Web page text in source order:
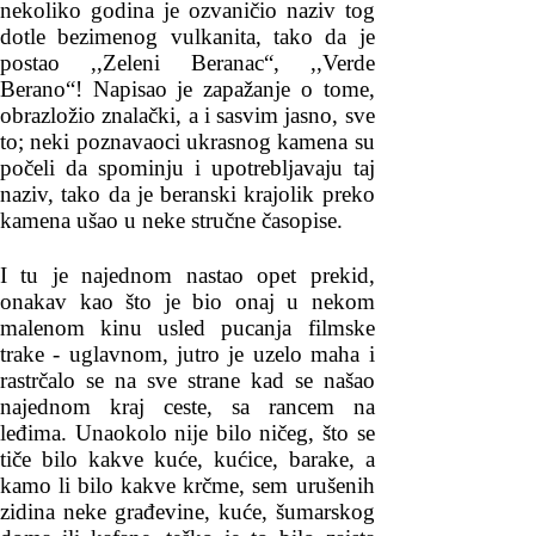
nekoliko godina je ozvaničio naziv tog
dotle bezimenog vulkanita, tako da je
postao ,,Zeleni Beranac“, ,,Verde
Berano“! Napisao je zapažanje o tome,
obrazložio znalački, a i sasvim jasno, sve
to; neki poznavaoci ukrasnog kamena su
počeli da spominju i upotrebljavaju taj
naziv, tako da je beranski krajolik preko
kamena ušao u neke stručne časopise.
I tu je najednom nastao opet prekid,
onakav kao što je bio onaj u nekom
malenom kinu usled pucanja filmske
trake - uglavnom, jutro je uzelo maha i
rastrčalo se na sve strane kad se našao
najednom kraj ceste, sa rancem na
leđima. Unaokolo nije bilo ničeg, što se
tiče bilo kakve kuće, kućice, barake, a
kamo li bilo kakve krčme, sem urušenih
zidina neke građevine, kuće, šumarskog